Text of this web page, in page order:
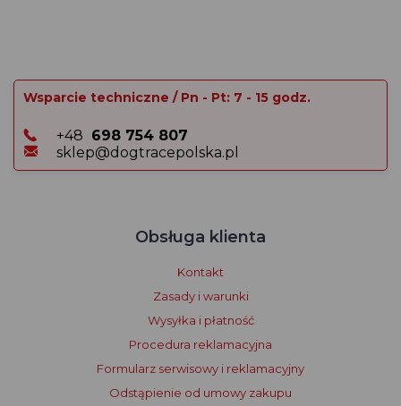
Wsparcie techniczne / Pn - Pt: 7 - 15 godz.
+48 698 754 807
sklep@dogtracepolska.pl
Obsługa klienta
Kontakt
Zasady i warunki
Wysyłka i płatność
Procedura reklamacyjna
Formularz serwisowy i reklamacyjny
Odstąpienie od umowy zakupu